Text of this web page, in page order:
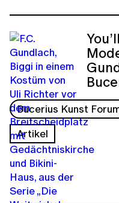
Bucerius Kunst
Artikel